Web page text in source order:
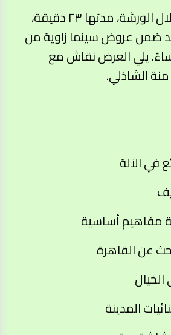
تم إنتاج ٩ أعمال خلال الورشة، مدتها ٢٣ دقيقة،
ضمن عروض سينما زاوية من
٧ إلى ٩ مساءً. يلي العرض نقاش مع
الشاذلي.
في الآلة
مفاهيم أساسية
عن القاهرة
المدينة